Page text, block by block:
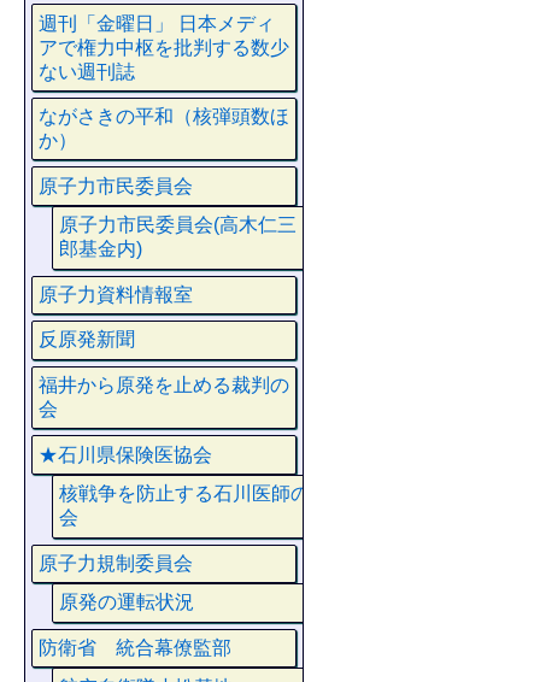
週刊「金曜日」 日本メディ
アで権力中枢を批判する数少
ない週刊誌
ながさきの平和（核弾頭数ほ
か）
原子力市民委員会
原子力市民委員会(高木仁三
郎基金内)
原子力資料情報室
反原発新聞
福井から原発を止める裁判の
会
★石川県保険医協会
核戦争を防止する石川医師の
会
原子力規制委員会
原発の運転状況
防衛省 統合幕僚監部